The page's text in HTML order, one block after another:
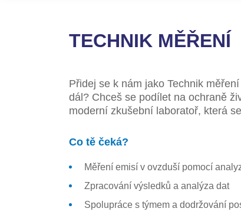
TECHNIK MĚŘENÍ
Přidej se k nám jako Technik
dál? Chceš se podílet na ochraně
moderní zkušební laboratoř, která
Co tě čeká?
Měření emisí v ovzduší pomocí
Zpracování výsledků a analýza dat
Spolupráce s týmem a dodržování